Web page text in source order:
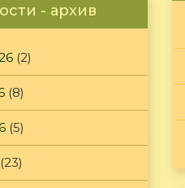
- архив
(2)
(8)
(5)
(23)